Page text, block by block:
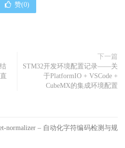
赞(0)
下一篇
STM32开发环境配置记录——关
于PlatformIO + VSCode +
CubeMX的集成环境配置
normalizer – 自动化字符编码检测与规